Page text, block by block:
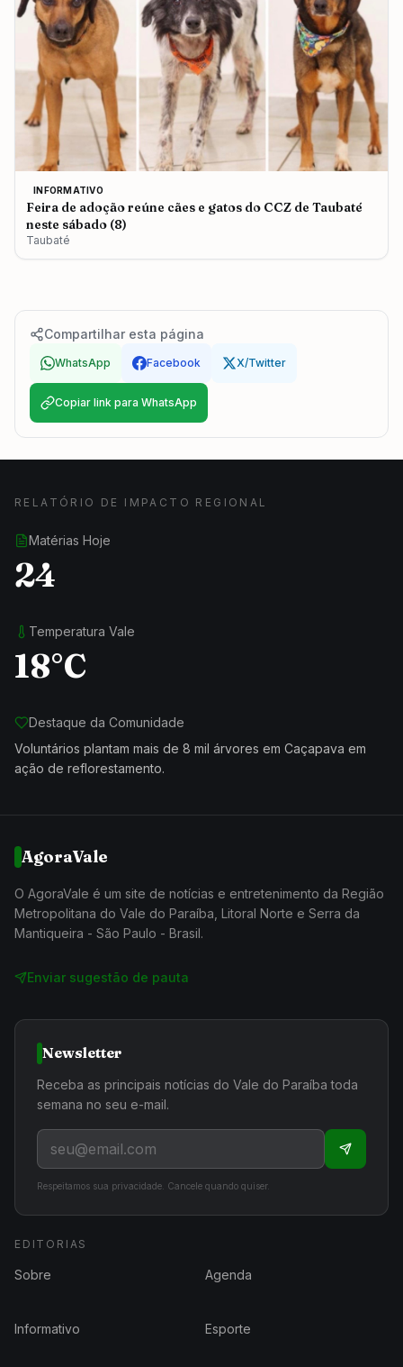
INFORMATIVO
Feira de adoção reúne cães e gatos do CCZ de Taubaté
neste sábado (8)
Taubaté
Compartilhar esta página
WhatsApp Facebook X/Twitter
Copiar link para WhatsApp
RELATÓRIO DE IMPACTO REGIONAL
Matérias Hoje
24
Temperatura Vale
18°C
Destaque da Comunidade
Voluntários plantam mais de 8 mil árvores em Caçapava em
ação de reflorestamento.
AgoraVale
O AgoraVale é um site de notícias e entretenimento da Região
Metropolitana do Vale do Paraíba, Litoral Norte e Serra da
Mantiqueira - São Paulo - Brasil.
Enviar sugestão de pauta
Newsletter
Receba as principais notícias do Vale do Paraíba toda
semana no seu e-mail.
Respeitamos sua privacidade. Cancele quando quiser.
EDITORIAS
Sobre Agenda
Informativo Esporte